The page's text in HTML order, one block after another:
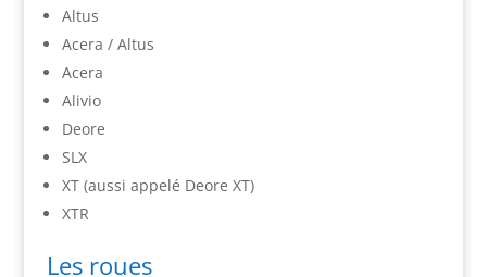
Altus
Acera / Altus
Acera
Alivio
Deore
SLX
XT (aussi appelé Deore XT)
XTR
Les roues